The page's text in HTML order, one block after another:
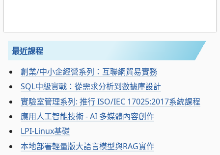
最近課程
創業/中小企經營系列：互聯網貿易實務
SQL中級實戰：從需求分析到數據庫設計
實驗室管理系列: 推行 ISO/IEC 17025:2017系統課程
應用人工智能技術 - AI 多媒體內容創作
LPI-Linux基礎
本地部署輕量版大語言模型與RAG實作